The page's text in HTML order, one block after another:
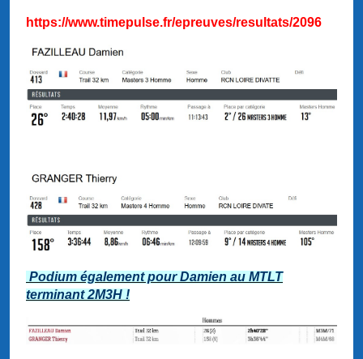
https://www.timepulse.fr/epreuves/resultats/2096
Podium également pour Damien au MTLT
terminant 2M3H !